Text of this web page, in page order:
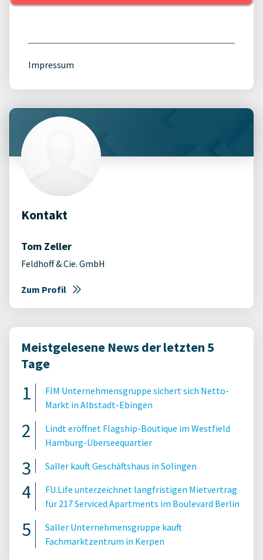
Impressum
Kontakt
Tom Zeller
Feldhoff & Cie. GmbH
Zum Profil
Meistgelesene News der letzten 5
Tage
FIM Unternehmensgruppe sichert sich Netto-
Markt in Albstadt-Ebingen
Lindt eröffnet Flagship-Boutique im Westfield
Hamburg-Überseequartier
Saller kauft Geschäftshaus in Solingen
FU.Life unterzeichnet langfristigen Mietvertrag
für 217 Serviced Apartments im Boulevard Berlin
Saller Unternehmensgruppe kauft
Fachmarktzentrum in Kerpen